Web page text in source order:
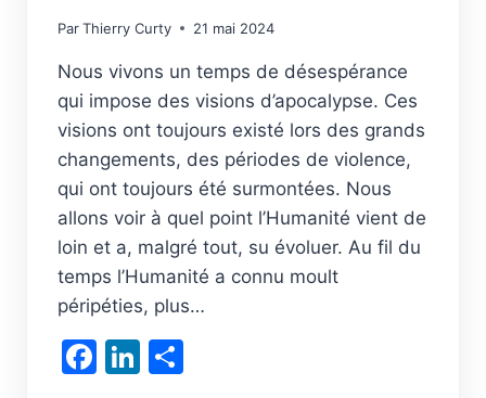
ParThierry Curty 21 mai 2024
Nous vivons un temps de désespérance
qui impose des visions d’apocalypse. Ces
visions ont toujours existé lors des grands
changements, des périodes de violence,
qui ont toujours été surmontées. Nous
allons voir à quel point l’Humanité vient de
loin et a, malgré tout, su évoluer. Au fil du
temps l’Humanité a connu moult
péripéties, plus…
Facebook
LinkedIn